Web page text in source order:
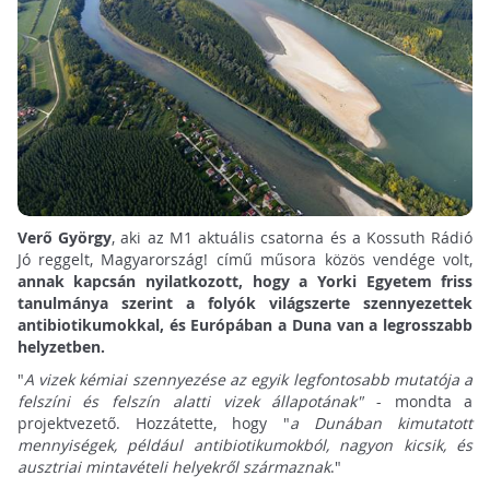
Verő György, aki az M1 aktuális csatorna és a Kossuth Rádió
Jó reggelt, Magyarország! című műsora közös vendége volt,
annak kapcsán nyilatkozott, hogy a Yorki Egyetem friss
tanulmánya szerint a folyók világszerte szennyezettek
antibiotikumokkal, és Európában a Duna van a legrosszabb
helyzetben.
"A vizek kémiai szennyezése az egyik legfontosabb mutatója a
felszíni és felszín alatti vizek állapotának" - mondta a
projektvezető. Hozzátette, hogy "a Dunában kimutatott
mennyiségek, például antibiotikumokból, nagyon kicsik, és
ausztriai mintavételi helyekről származnak."